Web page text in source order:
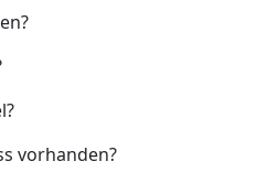
vorhanden?